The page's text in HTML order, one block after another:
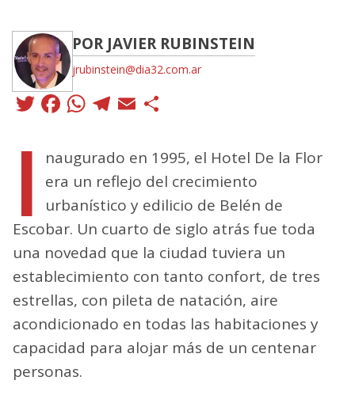
POR JAVIER RUBINSTEIN
jrubinstein@dia32.com.ar
Twitter
Facebook
WhatsApp
Telegram
Email
I
naugurado en 1995, el Hotel De la Flor
era un reflejo del crecimiento
urbanístico y edilicio de Belén de
Escobar. Un cuarto de siglo atrás fue toda
una novedad que la ciudad tuviera un
establecimiento con tanto confort, de tres
estrellas, con pileta de natación, aire
acondicionado en todas las habitaciones y
capacidad para alojar más de un centenar
personas.